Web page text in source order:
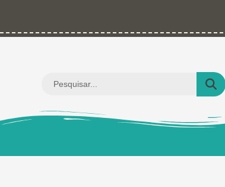
o
Pesquisar